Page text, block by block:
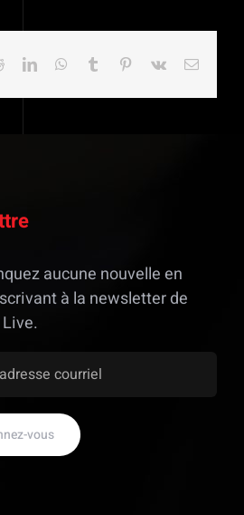
RedditLinkedInWhatsApp
Tumblr Pinterest
Vk Email
aucune nouvelle en
à la newsletter de